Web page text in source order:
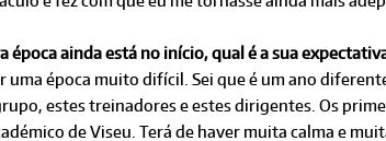
época ainda está no início, qual é a sua
uma época muito difícil. Sei que é um ano
estes treinadores e estes dirigentes. Os
de Viseu. Terá de haver muita calma e